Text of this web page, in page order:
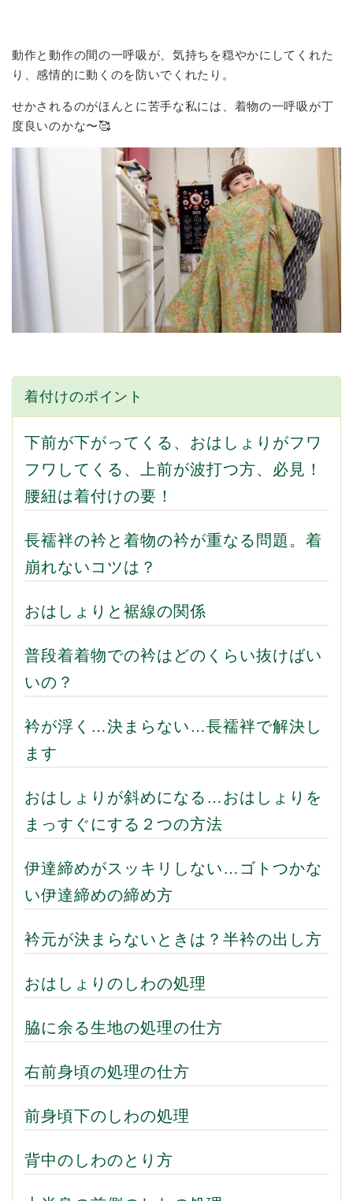
動作と動作の間の一呼吸が、気持ちを穏やかにしてくれた
り、感情的に動くのを防いでくれたり。
せかされるのがほんとに苦手な私には、着物の一呼吸が丁
度良いのかな〜🥰
着付けのポイント
下前が下がってくる、おはしょりがフワ
フワしてくる、上前が波打つ方、必見！
腰紐は着付けの要！
長襦袢の衿と着物の衿が重なる問題。着
崩れないコツは？
おはしょりと裾線の関係
普段着着物での衿はどのくらい抜けばい
いの？
衿が浮く…決まらない…長襦袢で解決し
ます
おはしょりが斜めになる…おはしょりを
まっすぐにする２つの方法
伊達締めがスッキリしない…ゴトつかな
い伊達締めの締め方
衿元が決まらないときは？半衿の出し方
おはしょりのしわの処理
脇に余る生地の処理の仕方
右前身頃の処理の仕方
前身頃下のしわの処理
背中のしわのとり方